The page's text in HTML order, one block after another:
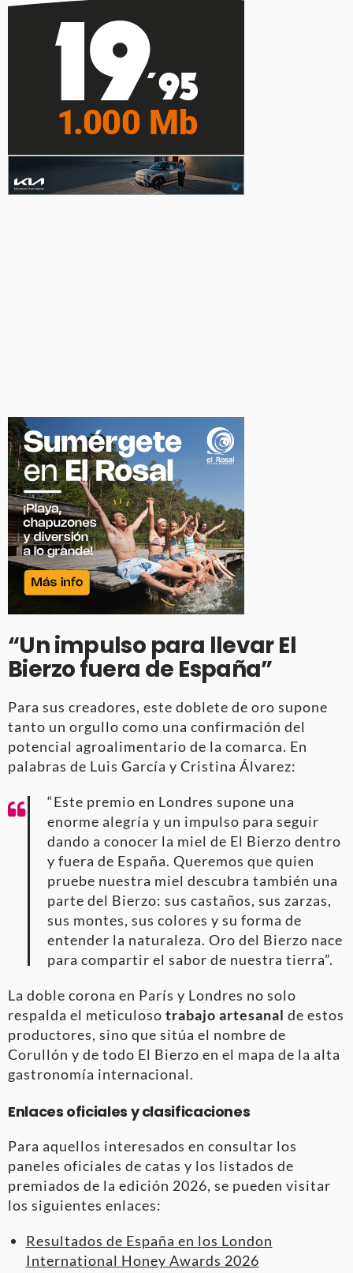
“Un impulso para llevar El
Bierzo fuera de España”
Para sus creadores, este doblete de oro supone
tanto un orgullo como una confirmación del
potencial agroalimentario de la comarca. En
palabras de Luis García y Cristina Álvarez:
“Este premio en Londres supone una
enorme alegría y un impulso para seguir
dando a conocer la miel de El Bierzo dentro
y fuera de España. Queremos que quien
pruebe nuestra miel descubra también una
parte del Bierzo: sus castaños, sus zarzas,
sus montes, sus colores y su forma de
entender la naturaleza. Oro del Bierzo nace
para compartir el sabor de nuestra tierra”.
La doble corona en París y Londres no solo
respalda el meticuloso trabajo artesanal de estos
productores, sino que sitúa el nombre de
Corullón y de todo El Bierzo en el mapa de la alta
gastronomía internacional.
Enlaces oficiales y clasificaciones
Para aquellos interesados en consultar los
paneles oficiales de catas y los listados de
premiados de la edición 2026, se pueden visitar
los siguientes enlaces:
Resultados de España en los London
International Honey Awards 2026